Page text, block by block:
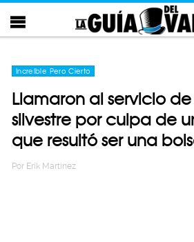
Increíble Pero Cierto
Llamaron al servicio
silvestre por culpa de
que resultó ser una
Por Erik Martinez